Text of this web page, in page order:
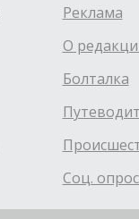
Реклама
О
Болталка
Соц.